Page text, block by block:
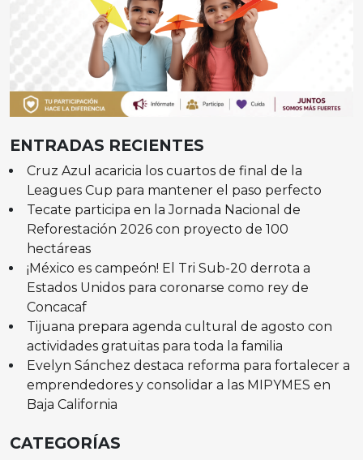
ENTRADAS RECIENTES
Cruz Azul acaricia los cuartos de final de la
Leagues Cup para mantener el paso perfecto
Tecate participa en la Jornada Nacional de
Reforestación 2026 con proyecto de 100
hectáreas
¡México es campeón! El Tri Sub-20 derrota a
Estados Unidos para coronarse como rey de
Concacaf
Tijuana prepara agenda cultural de agosto con
actividades gratuitas para toda la familia
Evelyn Sánchez destaca reforma para fortalecer a
emprendedores y consolidar a las MIPYMES en
Baja California
CATEGORÍAS